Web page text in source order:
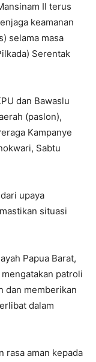
II terus
keamanan
selama masa
Serentak
dan Bawaslu
(paslon),
Kampanye
Sabtu
upaya
situasi
Papua Barat,
patroli
dan memberikan
dalam
rasa aman kepada